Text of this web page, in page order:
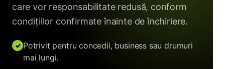
care vor responsabilitate redusă, conform
condițiilor confirmate înainte de închiriere.
Potrivit pentru concedii, business sau drumuri
mai lungi.